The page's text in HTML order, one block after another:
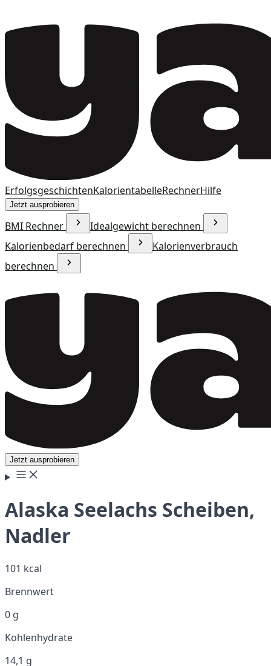
ErfolgsgeschichtenKalorientabelleRechnerHilfe
Jetzt ausprobieren
BMI Rechner
Idealgewicht berechnen
Kalorienbedarf berechnen
Kalorienverbrauch
berechnen
Jetzt ausprobieren
Alaska Seelachs Scheiben,
Nadler
101 kcal
Brennwert
0 g
Kohlenhydrate
14,1 g